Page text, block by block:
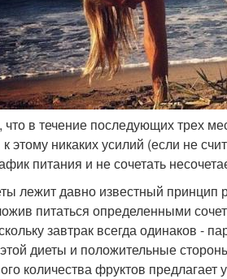
в течение последующих трех
этому никаких усилий (если не
питания и не сочетать
лежит давно известный принцип
питаться определенными
завтрак всегда одинаков -
этой диеты и положительные
количества фруктов